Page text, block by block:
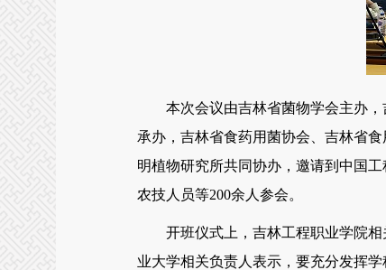
本次会议由吉林省菌物学会主办，
承办，吉林省食药用菌协会、吉林省
明植物研究所共同协办，邀请到中国
农技人员等200余人参会。
开班仪式上，吉林工程职业学院相
业大学相关负责人表示，要充分发挥